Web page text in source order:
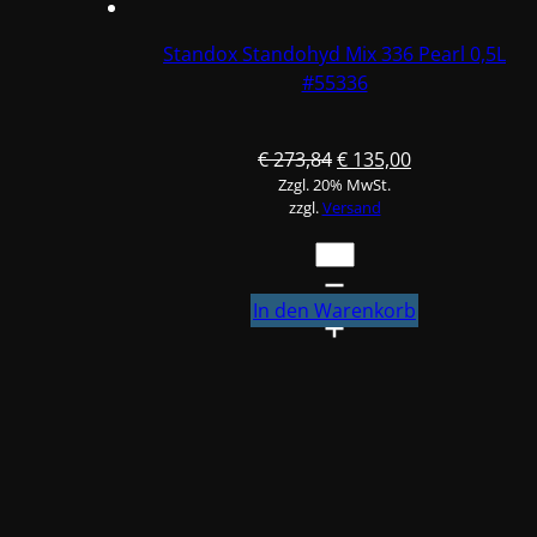
Standox Standohyd Mix 336 Pearl 0,5L
#55336
€273,84Ursprünglicher
Preis
war:
€ 273,84
€ 135,00Aktueller
Zzgl. 20% MwSt.
zzgl.Versand
Standox
Standohyd
Mix
336
In den Warenkorb